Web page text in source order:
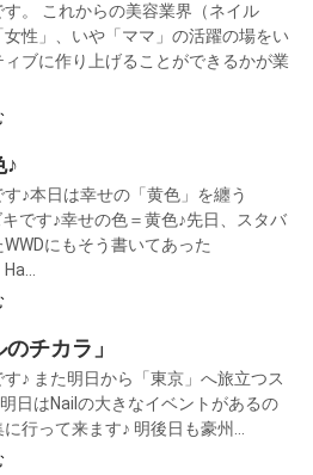
す。 これからの美容業界（ネイル
女性」、いや「ママ」の活躍の場をい
ブに作り上げることができるかが業
♪
♪本日は幸せの「黄色」を纏う
です♪幸せの色＝黄色♪先日、スタバ
にもそう書いてあった
のチカラ」
す♪ また明日から「東京」へ旅立つス
日はNailの大きなイベントがあるの
行って来ます♪ 明後日も豪州...